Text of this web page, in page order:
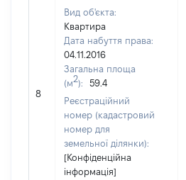
8
Вид об'єкта:
Квартира
Дата набуття права:
04.11.2016
Загальна площа
(м2):
59.4
Реєстраційний
номер (кадастровий
номер для
земельної ділянки):
[Конфіденційна
інформація]